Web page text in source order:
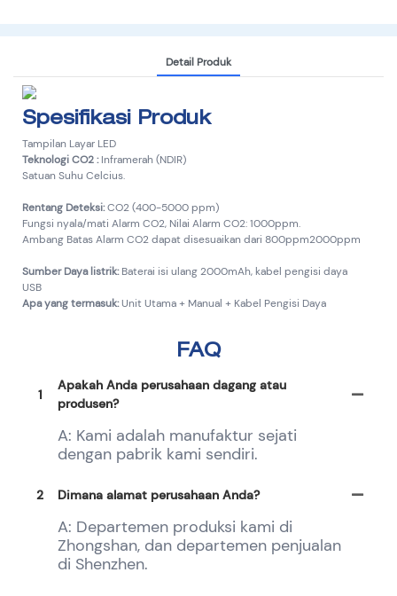
Detail Produk
Spesifikasi Produk
Tampilan Layar LED
Teknologi CO2 :Inframerah (NDIR)
Satuan Suhu Celcius.
Rentang Deteksi:CO2 (400-5000 ppm)
Fungsi nyala/mati Alarm CO2, Nilai Alarm CO2: 1000ppm.
Ambang Batas Alarm CO2 dapat disesuaikan dari 800ppm2000ppm
Sumber Daya listrik:Baterai isi ulang 2000mAh, kabel pengisi daya
USB
Apa yang termasuk:Unit Utama + Manual + Kabel Pengisi Daya
FAQ
1
Apakah Anda perusahaan dagang atau
produsen?
A: Kami adalah manufaktur sejati
dengan pabrik kami sendiri.
2 Dimana alamat perusahaan Anda?
A: Departemen produksi kami di
Zhongshan, dan departemen penjualan
di Shenzhen.